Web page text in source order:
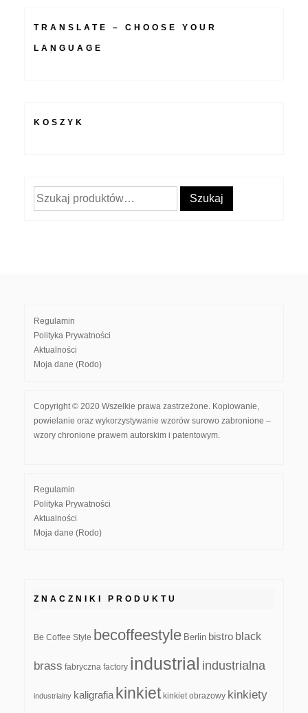
TRANSLATE – CHOOSE YOUR
LANGUAGE
KOSZYK
Szukaj: Szukaj
Regulamin
Polityka Prywatności
Aktualności
Moja dane (Rodo)
Copyright © 2020 Wszelkie prawa zastrzeżone. Kopiowanie,
powielanie oraz wykorzystywanie wzorów surowo zabronione –
wzory chronione prawem autorskim i patentowym.
Regulamin
Polityka Prywatności
Aktualności
Moja dane (Rodo)
ZNACZNIKI PRODUKTU
Be Coffee Style becoffeestyle Berlin bistro black
brass fabryczna factory industrial industrialna
industrialny kaligrafia kinkiet kinkiet obrazowy kinkiety